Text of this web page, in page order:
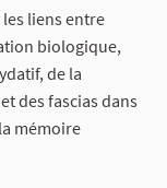
liens entre
biologique,
de la
des fascias dans
mémoire